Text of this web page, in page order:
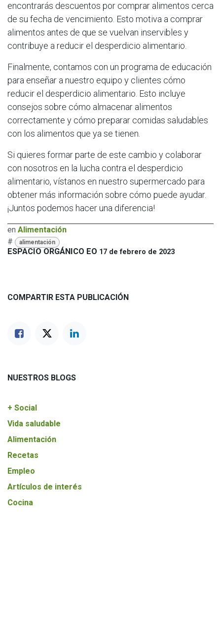
encontrarás descuentos por comprar alimentos cerca
de su fecha de vencimiento. Esto motiva a comprar
alimentos antes de que se vuelvan inservibles y
contribuye a reducir el desperdicio alimentario.
Finalmente, contamos con un programa de educación
para enseñar a nuestro equipo y clientes cómo
reducir el desperdicio alimentario. Esto incluye
consejos sobre cómo almacenar alimentos
correctamente y cómo preparar comidas saludables
con los alimentos que ya se tienen.
Si quieres formar parte de este cambio y colaborar
con nosotros en la lucha contra el desperdicio
alimentario, vístanos en nuestro supermercado para
obtener más información sobre cómo puede ayudar.
¡Juntos podemos hacer una diferencia!
en Alimentación
#
alimentación
ESPACIO ORGÁNICO EO 17 de febrero de 2023
COMPARTIR ESTA PUBLICACIÓN
NUESTROS BLOGS
+ Social
Vida saludable
Alimentación
Recetas
Empleo
Artículos de interés
Cocina